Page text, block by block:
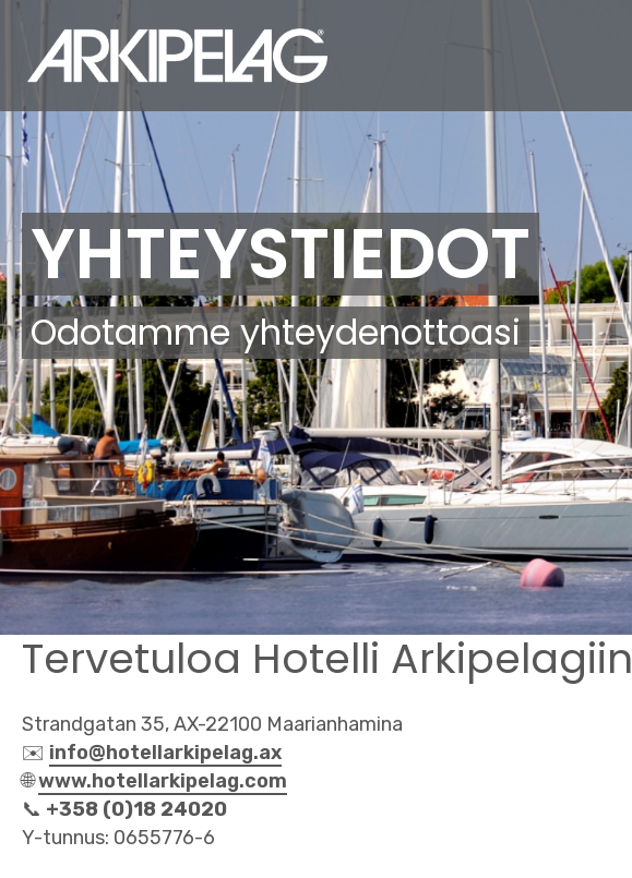
Hyppää
pääsisältöön
YHTEYSTIEDOT
Odotamme yhteydenottoasi
Tervetuloa Hotelli Arkipelagiin
Strandgatan 35, AX-22100 Maarianhamina
✉️ info@hotellarkipelag.ax
🌐www.hotellarkipelag.com
📞 +358 (0)18 24020
Y-tunnus: 0655776-6